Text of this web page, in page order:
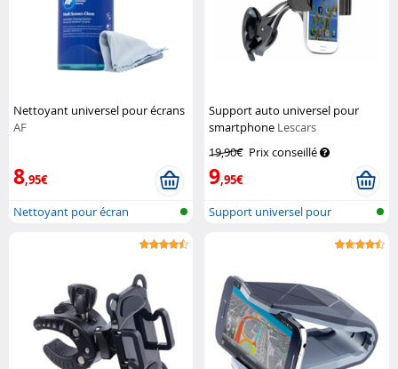
Nettoyant universel pour écrans
AF
8,95€
Nettoyant pour écran
Support auto universel pour
smartphone Lescars
19,90€ Prix conseillé
9,95€
Support universel pour